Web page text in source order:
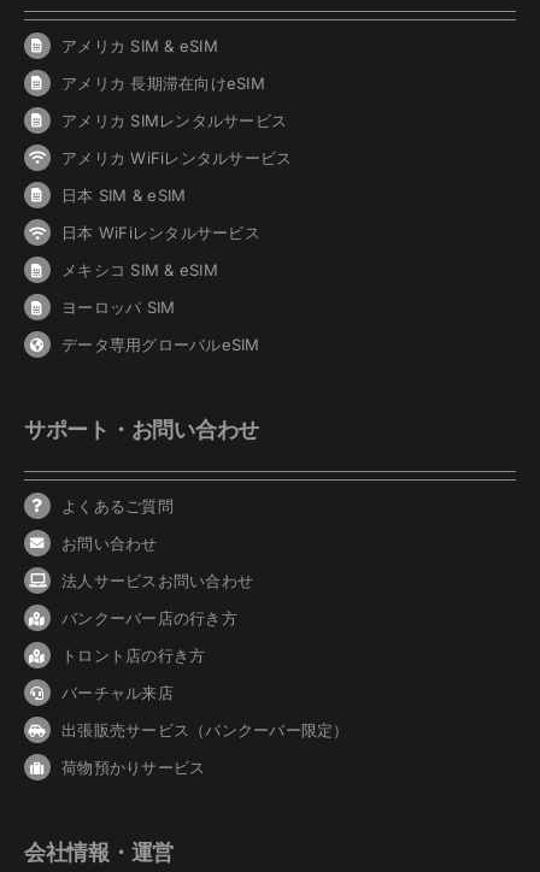
アメリカ SIM & eSIM
アメリカ 長期滞在向けeSIM
アメリカ SIMレンタルサービス
アメリカ WiFiレンタルサービス
日本 SIM & eSIM
日本 WiFiレンタルサービス
メキシコ SIM & eSIM
ヨーロッパ SIM
データ専用グローバルeSIM
サポート・お問い合わせ
よくあるご質問
お問い合わせ
法人サービスお問い合わせ
バンクーバー 店の行き方
トロント店の行き方
バーチャル来店
出張販売サービス（バンクーバー限定）
荷物預かりサービス
会社情報・運営